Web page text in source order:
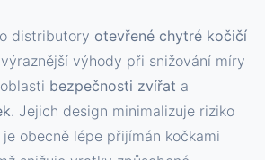
distributory otevřené chytré kočičí
výhody při snižování míry
bezpečnosti zvířat a
. Jejich design minimalizuje riziko
obecně lépe přijímán kočkami